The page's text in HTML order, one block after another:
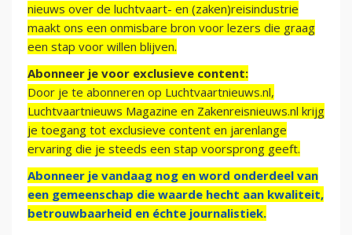
nieuws over de luchtvaart- en (zaken)reisindustrie
maakt ons een onmisbare bron voor lezers die graag
een stap voor willen blijven.
Abonneer je voor exclusieve content:
Door je te abonneren op Luchtvaartnieuws.nl,
Luchtvaartnieuws Magazine en Zakenreisnieuws.nl krijg
je toegang tot exclusieve content en jarenlange
ervaring die je steeds een stap voorsprong geeft.
Abonneer je vandaag nog en word onderdeel van
een gemeenschap die waarde hecht aan kwaliteit,
betrouwbaarheid en échte journalistiek.